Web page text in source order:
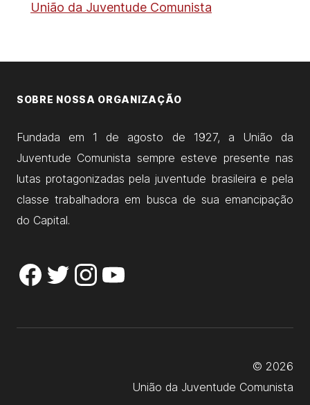
União da Juventude Comunista
SOBRE NOSSA ORGANIZAÇÃO
Fundada em 1 de agosto de 1927, a União da
Juventude Comunista sempre esteve presente nas
lutas protagonizadas pela juventude brasileira e pela
classe trabalhadora em busca de sua emancipação
do Capital.
© 2026
União da Juventude Comunista